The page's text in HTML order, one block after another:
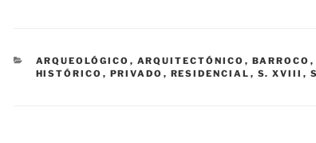
CATEGORÍAS
ARQUEOLÓGICO , ARQUITECTÓNICO , BARROCO ,
HISTÓRICO , PRIVADO , RESIDENCIAL , S. XVIII ,